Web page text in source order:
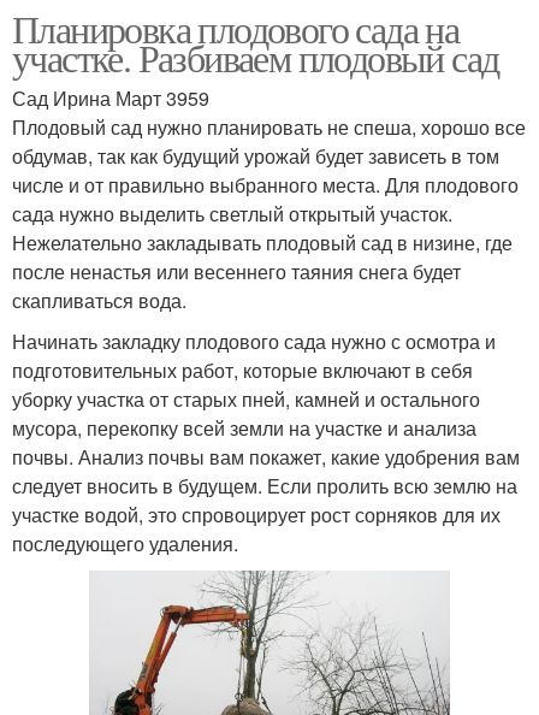
Планировка плодового сада на
участке. Разбиваем плодовый сад
Сад Ирина Март 3959
Плодовый сад нужно планировать не спеша, хорошо все
обдумав, так как будущий урожай будет зависеть в том
числе и от правильно выбранного места. Для плодового
сада нужно выделить светлый открытый участок.
Нежелательно закладывать плодовый сад в низине, где
после ненастья или весеннего таяния снега будет
скапливаться вода.
Начинать закладку плодового сада нужно с осмотра и
подготовительных работ, которые включают в себя
уборку участка от старых пней, камней и остального
мусора, перекопку всей земли на участке и анализа
почвы. Анализ почвы вам покажет, какие удобрения вам
следует вносить в будущем. Если пролить всю землю на
участке водой, это спровоцирует рост сорняков для их
последующего удаления.